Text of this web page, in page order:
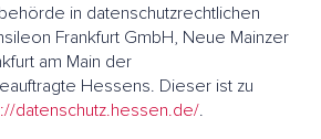
in datenschutzrechtlichen
Frankfurt GmbH, Neue Mainzer
am Main der
Hessens. Dieser ist zu
datenschutz.hessen.de/.